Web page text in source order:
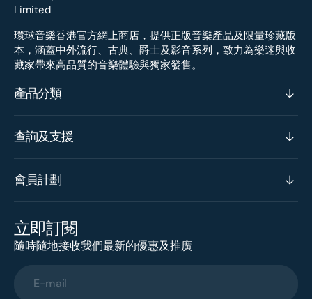
環球音樂香港官方網上商店，提供正版音樂產品及限量珍藏版
本，涵蓋中外流行、古典、爵士及影音系列，致力為樂迷與收
藏家帶來高品質的音樂體驗與獨家發售。
產品分類
查詢及支援
會員計劃
立即訂閱
隨時隨地接收我們最新的優惠及推廣
E-mail